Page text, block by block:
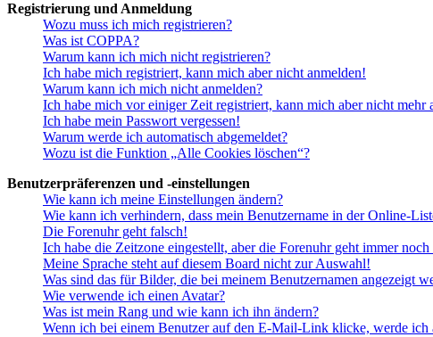
Registrierung und Anmeldung
Wozu muss ich mich registrieren?
Was ist COPPA?
Warum kann ich mich nicht registrieren?
Ich habe mich registriert, kann mich aber nicht anmelden!
Warum kann ich mich nicht anmelden?
Ich habe mich vor einiger Zeit registriert, kann mich aber nicht mehr
Ich habe mein Passwort vergessen!
Warum werde ich automatisch abgemeldet?
Wozu ist die Funktion „Alle Cookies löschen“?
Benutzerpräferenzen und -einstellungen
Wie kann ich meine Einstellungen ändern?
Wie kann ich verhindern, dass mein Benutzername in der Online-
Die Forenuhr geht falsch!
Ich habe die Zeitzone eingestellt, aber die Forenuhr geht immer noch
Meine Sprache steht auf diesem Board nicht zur Auswahl!
Was sind das für Bilder, die bei meinem Benutzernamen angezeigt
Wie verwende ich einen Avatar?
Was ist mein Rang und wie kann ich ihn ändern?
Wenn ich bei einem Benutzer auf den E-Mail-Link klicke, werde ich